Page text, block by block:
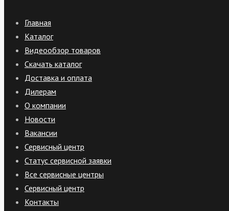
Главная
Каталог
Видеообзор товаров
Скачать каталог
Доставка и оплата
Дилерам
О компании
Новости
Вакансии
Сервисный центр
Статус сервисной заявки
Все сервисные центры
Сервисный центр
Контакты